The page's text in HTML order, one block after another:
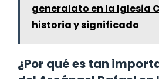
generalato en la Iglesia
historia y significado
¿Por qué es tan